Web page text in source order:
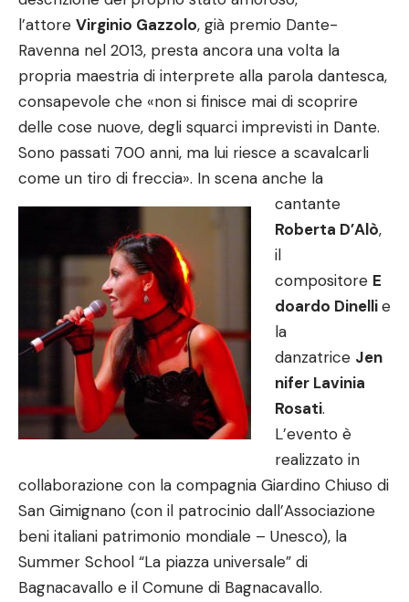
l’attore Virginio Gazzolo, già premio Dante-
Ravenna nel 2013, presta ancora una volta la
propria maestria di interprete alla parola dantesca,
consapevole che «non si finisce mai di scoprire
delle cose nuove, degli squarci imprevisti in Dante.
Sono passati 700 anni, ma lui riesce a scavalcarli
come un tiro di freccia». In scena anche la
cantante
Roberta D’Alò,
il
compositore E
doardo Dinellie
la
danzatrice Jen
nifer Lavinia
Rosati.
L’evento è
realizzato in
collaborazione con la compagnia Giardino Chiuso di
San Gimignano (con il patrocinio dall’Associazione
beni italiani patrimonio mondiale – Unesco), la
Summer School “La piazza universale” di
Bagnacavallo e il Comune di Bagnacavallo.